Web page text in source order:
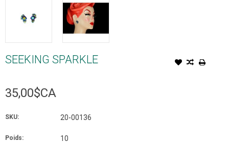
SEEKING SPARKLE
35,00$CA
SKU: 20-00136
Poids: 10